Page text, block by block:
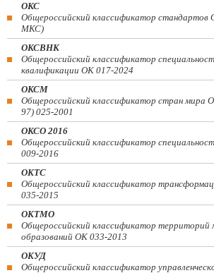
ОКС
Общероссийский классификатор
МКС)
ОКСВНК
Общероссийский классификатор
квалификации ОК 017-2024
ОКСМ
Общероссийский классификатор стран
97) 025-2001
ОКСО 2016
Общероссийский классификатор
009-2016
ОКТС
Общероссийский классификатор
035-2015
ОКТМО
Общероссийский классификатор территорий
образований ОК 033-2013
ОКУД
Общероссийский классификатор